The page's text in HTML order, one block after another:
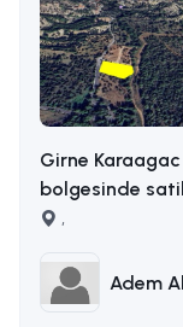
Girne Karaagac
bolgesinde
donum satilik
05338314949
,
Adem